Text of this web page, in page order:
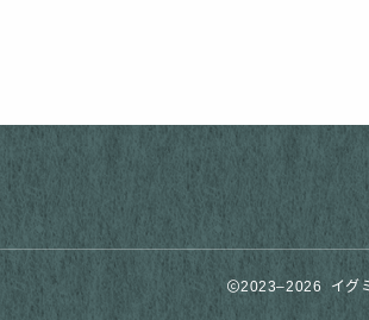
2023–2026 イグ